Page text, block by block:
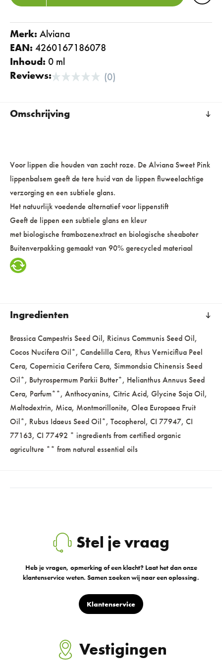
Merk:
alviana
EAN: 4260167186078
Inhoud: 0 ml
Reviews:
(0)
Omschrijving
Voor lippen die houden van zacht roze. De Alviana Sweet Pink
lippenbalsem geeft de tere huid van de lippen fluweelachtige
verzorging en een subtiele glans.
Het natuurlijk voedende alternatief voor lippenstift
Geeft de lippen een subtiele glans en kleur
met biologische frambozenextract en biologische sheaboter
Buitenverpakking gemaakt van 90% gerecycled materiaal
Ingredienten
Brassica Campestris Seed Oil, Ricinus Communis Seed Oil,
Cocos Nucifera Oil*, Candelilla Cera, Rhus Verniciflua Peel
Cera, Copernicia Cerifera Cera, Simmondsia Chinensis Seed
Oil*, Butyrospermum Parkii Butter*, Helianthus Annuus Seed
Cera, Parfum**, Anthocyanins, Citric Acid, Glycine Soja Oil,
Maltodextrin, Mica, Montmorillonite, Olea Europaea Fruit
Oil*, Rubus Idaeus Seed Oil*, Tocopherol, CI 77947, CI
77163, CI 77492 * ingredients from certified organic
agriculture ** from natural essential oils
Stel je vraag
Heb je vragen, opmerking of een klacht? Laat het dan onze
klantenservice weten. Samen zoeken wij naar een oplossing.
Klantenservice
Vestigingen